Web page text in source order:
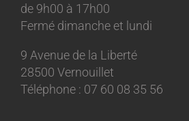
de 9h00 à 17h00
Fermé dimanche et lundi
9 Avenue de la Liberté
28500 Vernouillet
Téléphone : 07 60 08 35 56